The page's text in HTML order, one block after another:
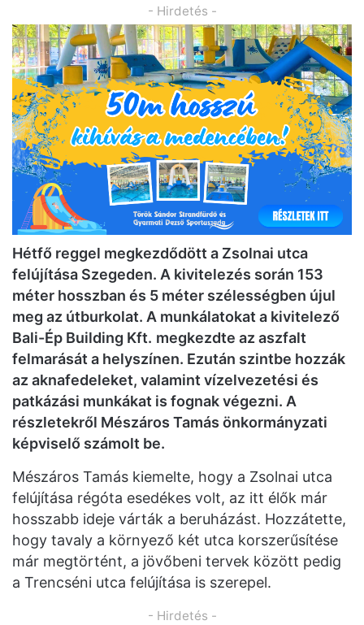
- Hirdetés -
Hétfő reggel megkezdődött a Zsolnai utca
felújítása Szegeden. A kivitelezés során 153
méter hosszban és 5 méter szélességben újul
meg az útburkolat. A munkálatokat a kivitelező
Bali-Ép Building Kft. megkezdte az aszfalt
felmarását a helyszínen. Ezután szintbe hozzák
az aknafedeleket, valamint vízelvezetési és
patkázási munkákat is fognak végezni. A
részletekről Mészáros Tamás önkormányzati
képviselő számolt be.
Mészáros Tamás kiemelte, hogy a Zsolnai utca
felújítása régóta esedékes volt, az itt élők már
hosszabb ideje várták a beruházást. Hozzátette,
hogy tavaly a környező két utca korszerűsítése
már megtörtént, a jövőbeni tervek között pedig
a Trencséni utca felújítása is szerepel.
- Hirdetés -